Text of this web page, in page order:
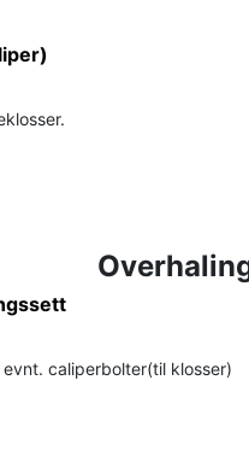
caliperbolter(til klosser)